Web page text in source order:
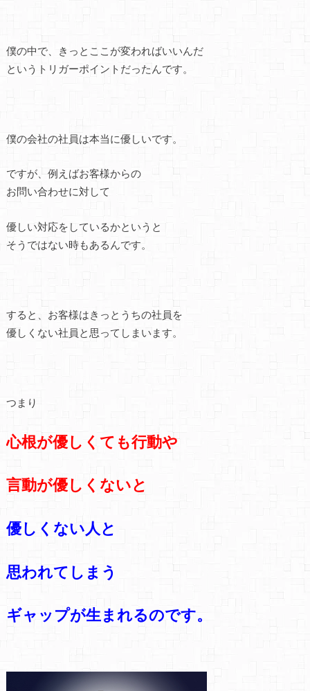
僕の中で、きっとここが変わればいいんだ
というトリガーポイントだったんです。
僕の会社の社員は本当に優しいです。
ですが、例えばお客様からの
お問い合わせに対して
優しい対応をしているかというと
そうではない時もあるんです。
すると、お客様はきっとうちの社員を
優しくない社員と思ってしまいます。
つまり
心根が優しくても行動や
言動が優しくないと
優しくない人と
思われてしまう
ギャップが生まれるのです。